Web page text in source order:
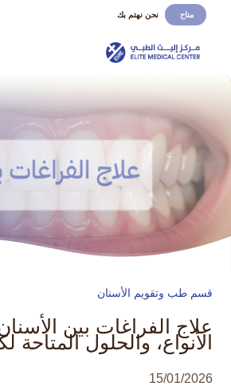
متاح نحن نهتم بك
قسم طب وتقويم الأسنان
علاج الفراغات بين
الأنواع، والحلول المتاحة
15/01/2026